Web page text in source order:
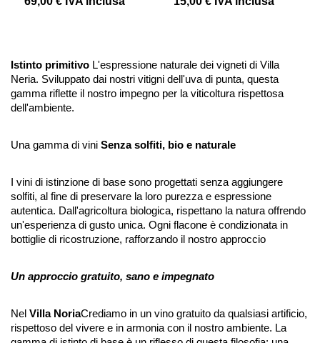
Istinto primitivo L'espressione naturale dei vigneti di Villa
Neria. Sviluppato dai nostri vitigni dell'uva di punta, questa
gamma riflette il nostro impegno per la viticoltura rispettosa
dell'ambiente.
Una gamma di vini Senza solfiti, bio e naturale
I vini di istinzione di base sono progettati senza aggiungere
solfiti, al fine di preservare la loro purezza e espressione
autentica. Dall'agricoltura biologica, rispettano la natura offrendo
un'esperienza di gusto unica. Ogni flacone è condizionata in
bottiglie di ricostruzione, rafforzando il nostro approccio
Un approccio gratuito, sano e impegnato
Nel Villa NoriaCrediamo in un vino gratuito da qualsiasi artificio,
rispettoso del vivere e in armonia con il nostro ambiente. La